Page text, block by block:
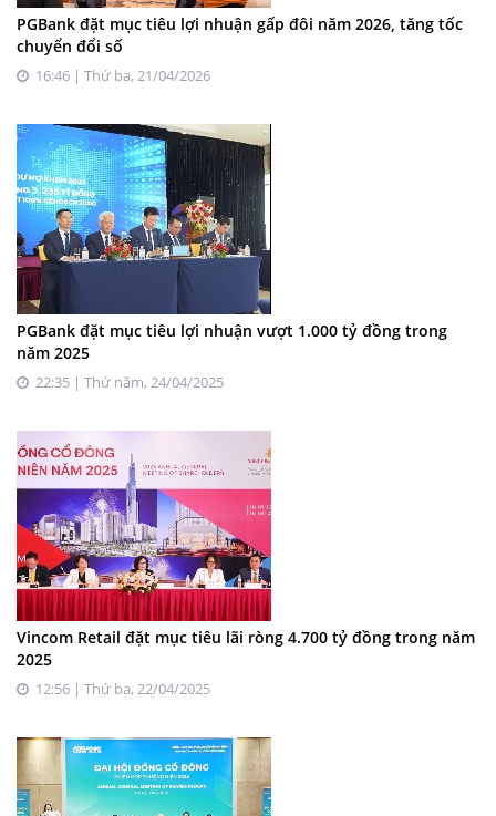
PGBank đặt mục tiêu lợi nhuận gấp đôi năm 2026, tăng tốc
chuyển đổi số
16:46 | Thứ ba, 21/04/2026
PGBank đặt mục tiêu lợi nhuận vượt 1.000 tỷ đồng trong
năm 2025
22:35 | Thứ năm, 24/04/2025
Vincom Retail đặt mục tiêu lãi ròng 4.700 tỷ đồng trong năm
2025
12:56 | Thứ ba, 22/04/2025